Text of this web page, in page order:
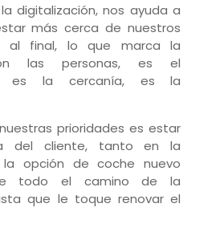
digitalización, nos ayuda a
más cerca de nuestros
al final, lo que marca la
las personas, es el
es la cercanía, es la
prioridades es estar
del cliente, tanto en la
opción de coche nuevo
todo el camino de la
que le toque renovar el